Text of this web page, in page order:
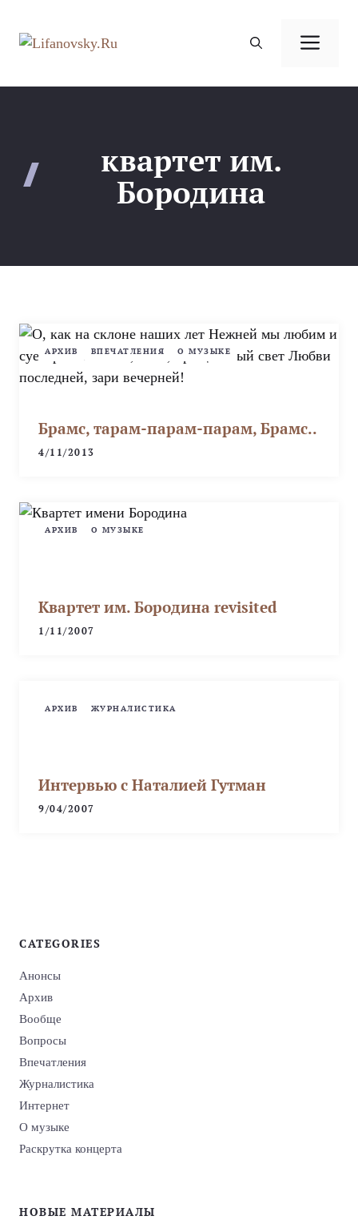
содержимому
квартет им.
Бородина
АРХИВ ВПЕЧАТЛЕНИЯ О МУЗЫКЕ
Брамс, тарам-парам-парам, Брамс..
4/11/2013
АРХИВ О МУЗЫКЕ
Квартет им. Бородина revisited
1/11/2007
АРХИВ ЖУРНАЛИСТИКА
Интервью с Наталией Гутман
9/04/2007
CATEGORIES
Анонсы
Архив
Вообще
Вопросы
Впечатления
Журналистика
Интернет
О музыке
Раскрутка концерта
НОВЫЕ МАТЕРИАЛЫ